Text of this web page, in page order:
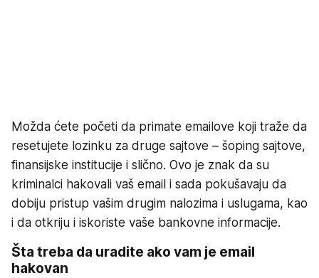
Možda ćete početi da primate emailove koji traže da
resetujete lozinku za druge sajtove – šoping sajtove,
finansijske institucije i slično. Ovo je znak da su
kriminalci hakovali vaš email i sada pokušavaju da
dobiju pristup vašim drugim nalozima i uslugama, kao
i da otkriju i iskoriste vaše bankovne informacije.
Šta treba da uradite ako vam je email
hakovan